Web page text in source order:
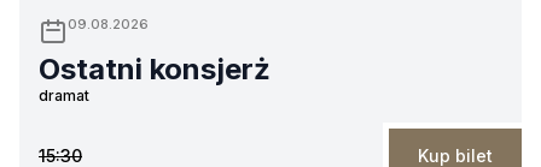
09.08.2026
Ostatni konsjerż
dramat
15:30 Kup bilet